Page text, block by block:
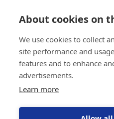
About cookies on
We use cookies to collect
site performance and
features and to enhance
advertisements.
Learn more